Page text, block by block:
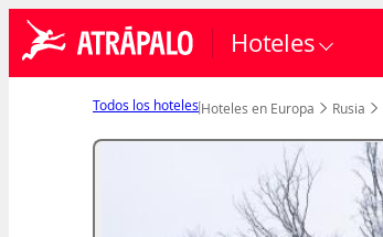
Hoteles
Todos los hoteles Hoteles en Europa Rusia